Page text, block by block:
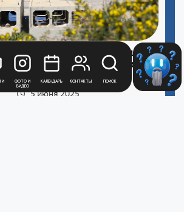
и
Фото и
видео
Календарь Контакты Поиск
АЭС «Аккую» (Турция)
системой автоматического
отводимой воды
5 июня 2025